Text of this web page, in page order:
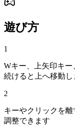
遊び方
1
Wキー、上矢印キ
続けると上へ移動し
2
キーやクリックを
調整できます